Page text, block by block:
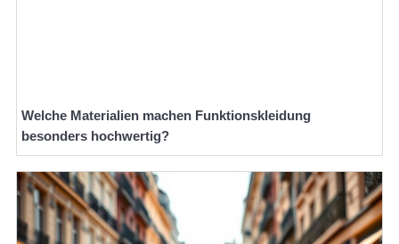
Welche Materialien machen Funktionskleidung
besonders hochwertig?